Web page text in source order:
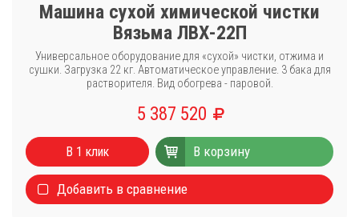
Машина сухой химической чистки
Вязьма ЛВХ-22П
Универсальное оборудование для «сухой» чистки, отжима и
сушки. Загрузка 22 кг. Автоматическое управление. 3 бака для
растворителя. Вид обогрева - паровой.
5 387 520
В 1 клик В корзину
Добавить в сравнение
Стиральные машины
Сушильные машины
Центрифуги для отжима белья
Оборудование для чистки ковров